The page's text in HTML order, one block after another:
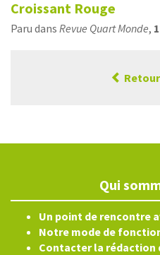
Croissant Rouge
Paru dans Revue Quart Monde,
Qui
Un point de rencontre
Notre mode de
Contacter la rédaction